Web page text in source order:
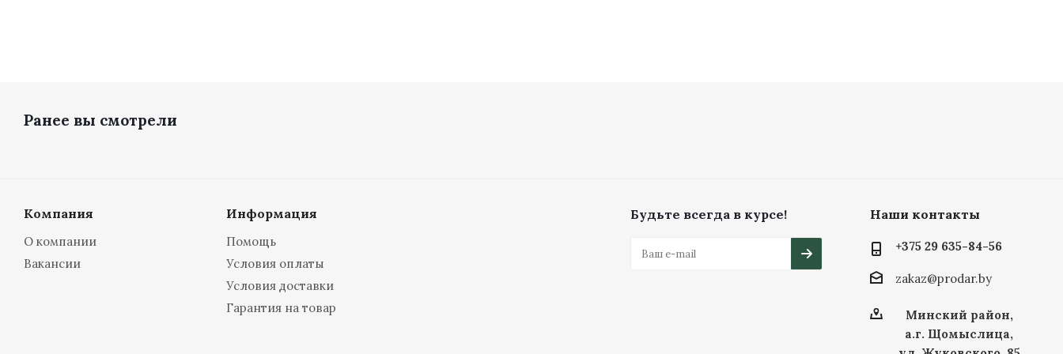
Ранее вы смотрели
Компания
О компании
Вакансии
Информация
Помощь
Условия оплаты
Условия доставки
Гарантия на товар
Будьте всегда в курсе! Наши контакты
+375 29 635-84-56
zakaz@prodar.by
Минский район,
а.г. Щомыслица,